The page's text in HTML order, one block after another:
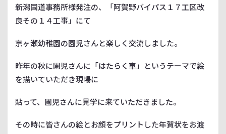
新潟国道事務所様発注の、「阿賀野バイパス１７工区改
良その１４工事」にて
京ヶ瀬幼稚園の園児さんと楽しく交流しました。
昨年の秋に園児さんに「はたらく車」というテーマで絵
を描いていただき現場に
貼って、園児さんに見学に来ていただきました。
その時に皆さんの絵とお顔をプリントした年賀状をお渡